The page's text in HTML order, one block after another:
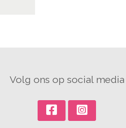
Volg ons op social media